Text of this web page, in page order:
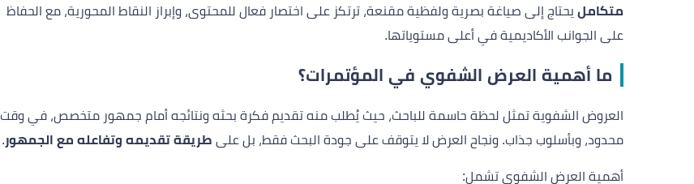
متكامل يحتاج إلى صياغة بصرية ولفظية مقنعة، ترتكز على اختصار فعال للمحتوى، وإبراز النقاط المحورية، مع الحفاظ
على الجوانب الأكاديمية في أعلى مستوياتها.
ما أهمية العرض الشفوي في المؤتمرات؟
العروض الشفوية تمثل لحظة حاسمة للباحث، حيث يُطلب منه تقديم فكرة بحثه ونتائجه أمام جمهور متخصص، في وقت
محدود، وبأسلوب جذاب. ونجاح العرض لا يتوقف على جودة البحث فقط، بل على طريقة تقديمه وتفاعله مع الجمهور.
أهمية العرض الشفوي تشمل: